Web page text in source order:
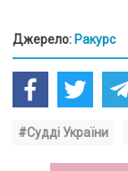
Джерело: Ракурс
#Судді України